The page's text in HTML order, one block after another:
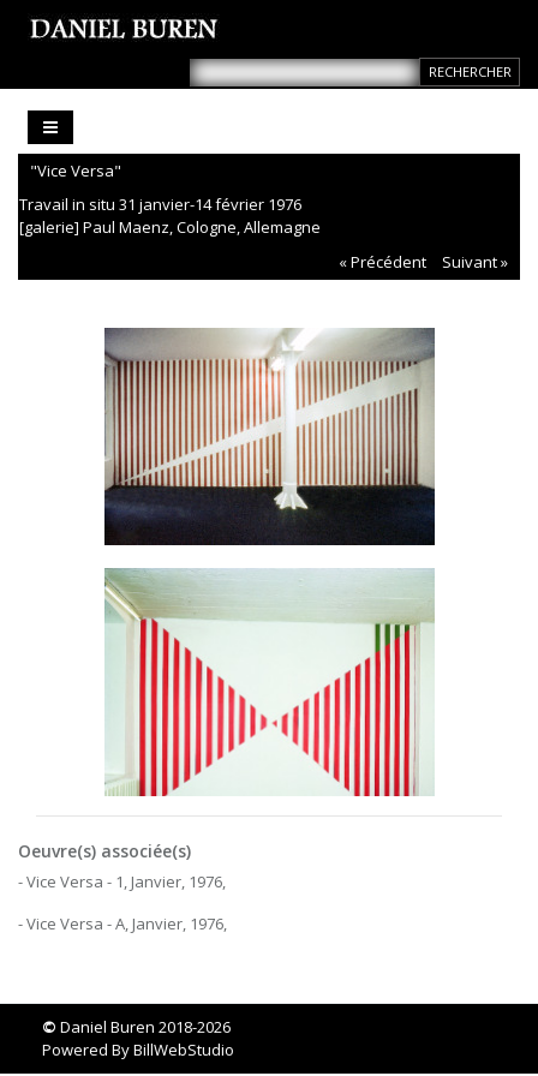
"Vice Versa"
Travail in situ 31 janvier-14 février 1976
[galerie] Paul Maenz, Cologne, Allemagne
« Précédent
Suivant »
Oeuvre(s) associée(s)
- Vice Versa - 1, Janvier, 1976,
- Vice Versa - A, Janvier, 1976,
© Daniel Buren 2018-2026
Powered ByBillWebStudio